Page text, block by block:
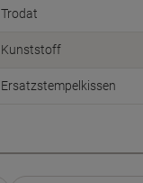
Trodat
Kunststoff
Ersatzstempelkissen